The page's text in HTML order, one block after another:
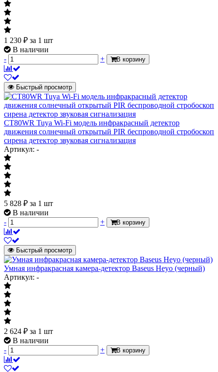
1 230 ₽ за 1 шт
В наличии
-
+ В корзину
Быстрый просмотр
CT80WR Tuya Wi-Fi модель инфракрасный детектор
движения солнечный открытый PIR беспроводной стробоскоп
сирена детектор звуковая сигнализация
Артикул: -
5 828 ₽ за 1 шт
В наличии
-
+ В корзину
Быстрый просмотр
Умная инфракрасная камера-детектор Baseus Heyo (черный)
Артикул: -
2 624 ₽ за 1 шт
В наличии
-
+ В корзину